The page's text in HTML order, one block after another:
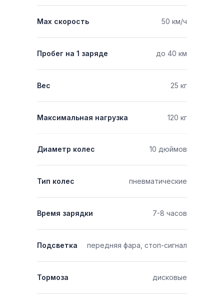
50 км/ч
Мах скорость
до 40 км
Пробег на 1 заряде
Вес
Максимальная нагрузка
25 кг
120 кг
10 дюймов
Диаметр колес
пневматические
Тип колес
7-8 часов
Время зарядки
передняя фара, стоп-сигнал
Подсветка
дисковые
Тормоза